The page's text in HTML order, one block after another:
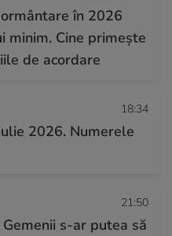
în 2026
minim. Cine primește
de acordare
18:34
2026. Numerele
21:50
s-ar putea să